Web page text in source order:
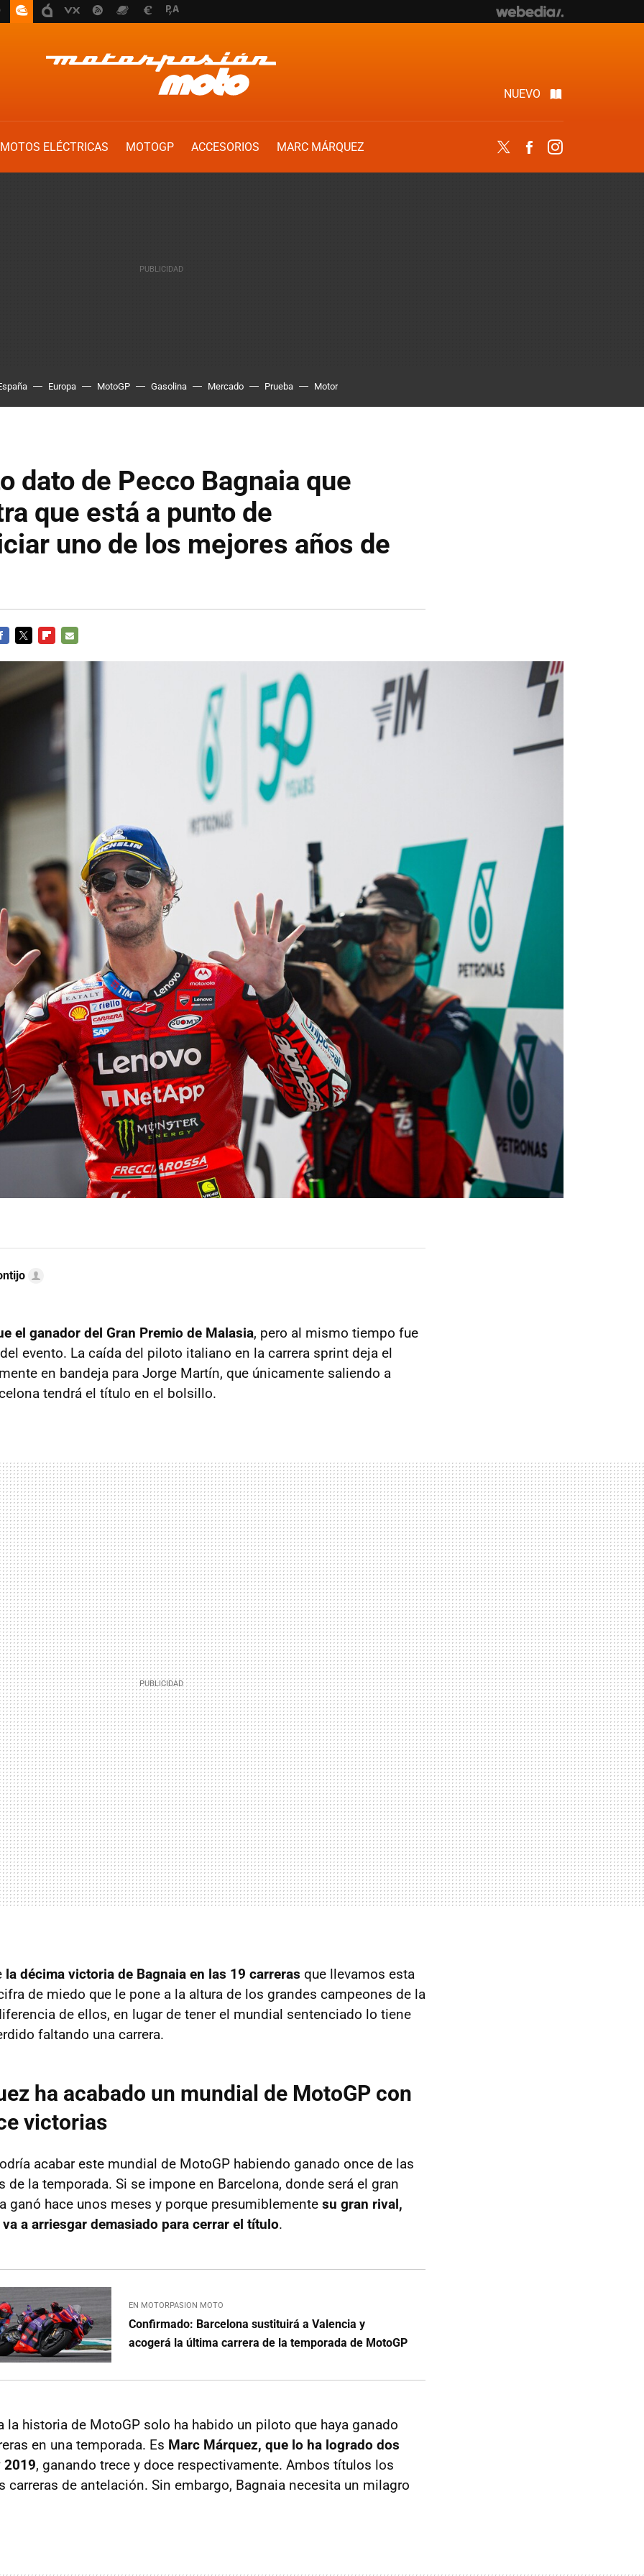
NUEVO
MOTOS ELÉCTRICAS MOTOGP ACCESORIOS MARC MÁRQUEZ Twitter Facebook
Europa MotoGP Gasolina Mercado Prueba Motor
dato de Pecco Bagnaia que
que está a punto de
uno de los mejores años de
el ganador del Gran Premio de Malasia, pero al mismo tiempo fue
evento. La caída del piloto italiano en la carrera sprint deja el
en bandeja para Jorge Martín, que únicamente saliendo a
tendrá el título en el bolsillo.
la décima victoria de Bagnaia en las 19 carreras que llevamos esta
de miedo que le pone a la altura de los grandes campeones de la
de ellos, en lugar de tener el mundial sentenciado lo tiene
faltando una carrera.
ha acabado un mundial de MotoGP con
victorias
acabar este mundial de MotoGP habiendo ganado once de las
de la temporada. Si se impone en Barcelona, donde será el gran
ganó hace unos meses y porque presumiblemente su gran rival,
a arriesgar demasiado para cerrar el título.
EN MOTORPASION MOTO
Confirmado: Barcelona sustituirá a Valencia y
acogerá la última carrera de la temporada de MotoGP
la historia de MotoGP solo ha habido un piloto que haya ganado
en una temporada. Es Marc Márquez, que lo ha logrado dos
2019, ganando trece y doce respectivamente. Ambos títulos los
carreras de antelación. Sin embargo, Bagnaia necesita un milagro